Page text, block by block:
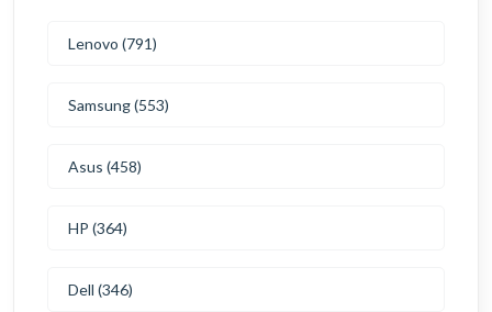
Lenovo (791)
Samsung (553)
Asus (458)
HP (364)
Dell (346)